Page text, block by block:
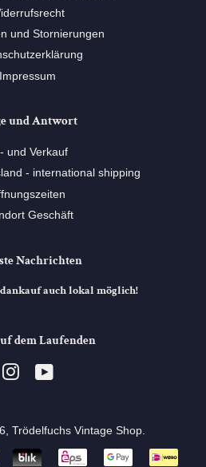
und Stornierungen
Impressum
und Antwort
und Verkauf
- international shipping
Geschäft
Nachrichten
auch lokal möglich!
dem Laufenden
Instagram
Trödelfuchs Vintage Shop. ⠀
Zahlungsarten